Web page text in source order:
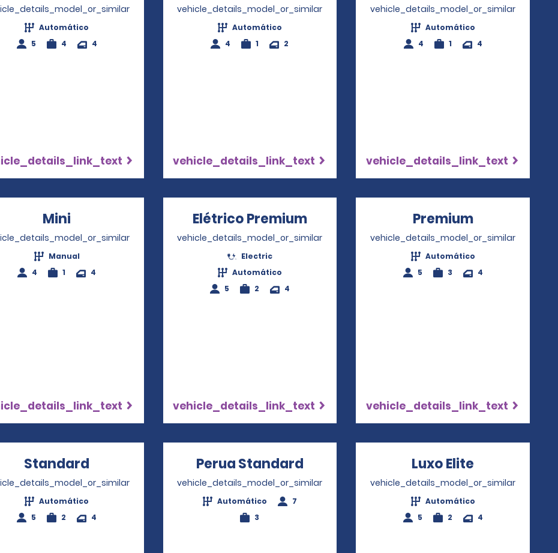
Automático
5
4 4
vehicle_details_model_or_similar
Automático
4
1 2
vehicle_details_link_text
vehicle_details_model_or_similar
Automático
4
1 4
vehicle_details_link_text
Mini Opens in a new window
Manual
4
1 4
Elétrico PremiumOpens in a new window
vehicle_details_model_or_similar
Electric
Automático
5
2 4
vehicle_details_link_text
PremiumOpens in a
vehicle_details_model_or_similar
Automático
5
3 4
vehicle_details_link_text
Standard Opens in a new window
Automático
5
2 4
Perua Standard Opens in a new window
vehicle_details_model_or_similar
Automático
7
3
Luxo Elite
vehicle_details_model_or_similar
Automático
5
2 4